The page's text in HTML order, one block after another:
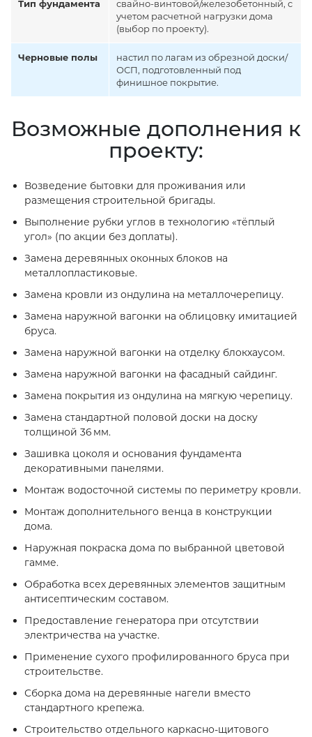
Тип фундамента
свайно-винтовой/железобетонный, с
учетом расчетной нагрузки дома
(выбор по проекту).
Черновые полы
настил по лагам из обрезной доски/
ОСП, подготовленный под
финишное покрытие.
Возможные дополнения к
проекту:
Возведение бытовки для проживания или
размещения строительной бригады.
Выполнение рубки углов в технологию «тёплый
угол» (по акции без доплаты).
Замена деревянных оконных блоков на
металлопластиковые.
Замена кровли из ондулина на металлочерепицу.
Замена наружной вагонки на облицовку имитацией
бруса.
Замена наружной вагонки на отделку блокхаусом.
Замена наружной вагонки на фасадный сайдинг.
Замена покрытия из ондулина на мягкую черепицу.
Замена стандартной половой доски на доску
толщиной 36 мм.
Зашивка цоколя и основания фундамента
декоративными панелями.
Монтаж водосточной системы по периметру кровли.
Монтаж дополнительного венца в конструкции
дома.
Наружная покраска дома по выбранной цветовой
гамме.
Обработка всех деревянных элементов защитным
антисептическим составом.
Предоставление генератора при отсутствии
электричества на участке.
Применение сухого профилированного бруса при
строительстве.
Сборка дома на деревянные нагели вместо
стандартного крепежа.
Строительство отдельного каркасно‑щитового